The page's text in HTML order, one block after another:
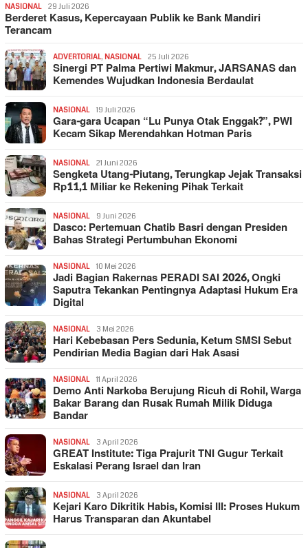
NASIONAL 29 Juli 2026
Berderet Kasus, Kepercayaan Publik ke Bank Mandiri
Terancam
ADVERTORIAL, NASIONAL 25 Juli 2026
Sinergi PT Palma Pertiwi Makmur, JARSANAS dan
Kemendes Wujudkan Indonesia Berdaulat
NASIONAL 19 Juli 2026
Gara-gara Ucapan “Lu Punya Otak Enggak?”, PWI
Kecam Sikap Merendahkan Hotman Paris
NASIONAL 21 Juni 2026
Sengketa Utang-Piutang, Terungkap Jejak Transaksi
Rp11,1 Miliar ke Rekening Pihak Terkait
NASIONAL 9 Juni 2026
Dasco: Pertemuan Chatib Basri dengan Presiden
Bahas Strategi Pertumbuhan Ekonomi
NASIONAL 10 Mei 2026
Jadi Bagian Rakernas PERADI SAI 2026, Ongki
Saputra Tekankan Pentingnya Adaptasi Hukum Era
Digital
NASIONAL 3 Mei 2026
Hari Kebebasan Pers Sedunia, Ketum SMSI Sebut
Pendirian Media Bagian dari Hak Asasi
NASIONAL 11 April 2026
Demo Anti Narkoba Berujung Ricuh di Rohil, Warga
Bakar Barang dan Rusak Rumah Milik Diduga
Bandar
NASIONAL 3 April 2026
GREAT Institute: Tiga Prajurit TNI Gugur Terkait
Eskalasi Perang Israel dan Iran
NASIONAL 3 April 2026
Kejari Karo Dikritik Habis, Komisi III: Proses Hukum
Harus Transparan dan Akuntabel